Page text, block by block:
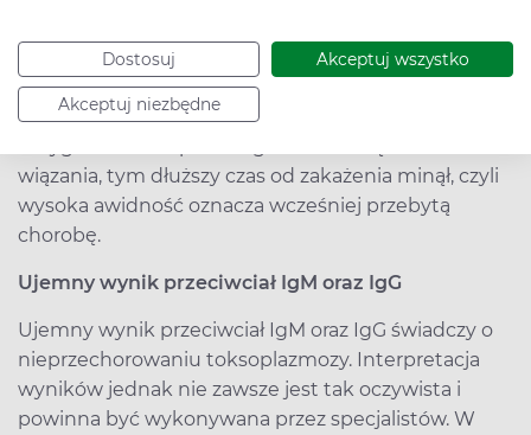
Dostosuj Akceptuj wszystko
Akceptuj niezbędne
momentu zachorowania jest bardzo istotne dla
kobiet w ciąży. W tym celu określa się awidność
przeciwciał. Jest to siła wiązania się przeciwciała z
wiązania, tym dłuższy czas od zakażenia minął, czyli
wysoka awidność oznacza wcześniej przebytą
chorobę.
Ujemny wynik przeciwciał IgM oraz IgG
Ujemny wynik przeciwciał IgM oraz IgG świadczy o
nieprzechorowaniu toksoplazmozy. Interpretacja
wyników jednak nie zawsze jest tak oczywista i
powinna być wykonywana przez specjalistów. W